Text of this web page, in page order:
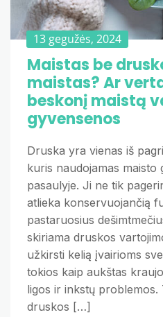
13 gegužės, 2024
Maistas be
maistas? Ar
beskonį maistą
gyvensenos
Druska yra vienas iš
kuris naudojamas maisto
pasaulyje. Ji ne tik
atlieka konservuojančią
pastaruosius
skiriama druskos
užkirsti kelią įvairioms
tokios kaip aukštas
ligos ir inkstų problemos.
druskos […]